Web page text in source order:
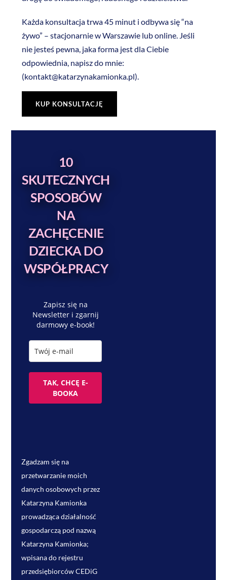
Każda konsultacja trwa 45 minut i odbywa się “na
żywo” – stacjonarnie w Warszawie lub online. Jeśli
nie jesteś pewna, jaka forma jest dla Ciebie
odpowiednia, napisz do mnie:
(kontakt@katarzynakamionka.pl).
KUP KONSULTACJĘ
10
SKUTECZNYCH
SPOSOBÓW
NA
ZACHĘCENIE
DZIECKA DO
WSPÓŁPRACY
Zapisz się na
Newsletter i zgarnij
darmowy e-book!
TAK, CHCĘ E-
BOOKA
Zgadzam się na
przetwarzanie moich
danych osobowych przez
Katarzyna Kamionka
prowadząca działalność
gospodarczą pod nazwą
Katarzyna Kamionka;
wpisana do rejestru
przedsiębiorców CEDiG